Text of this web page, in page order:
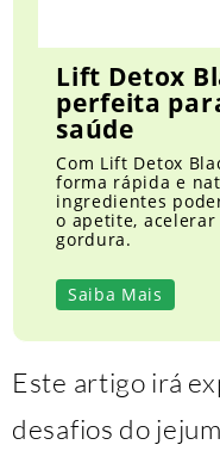
Lift Detox
perfeita
saúde
Com Lift Detox
forma rápida e
ingredientes
o apetite,
gordura.
Saiba Mais
Este artigo irá
desafios do